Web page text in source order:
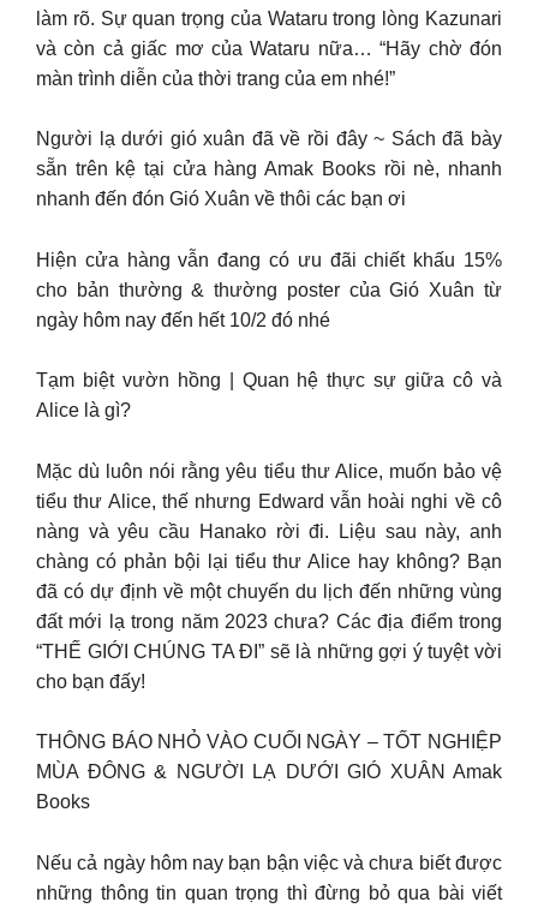
làm rõ. Sự quan trọng của Wataru trong lòng Kazunari
và còn cả giấc mơ của Wataru nữa… “Hãy chờ đón
màn trình diễn của thời trang của em nhé!”
Người lạ dưới gió xuân đã về rồi đây ~ Sách đã bày
sẵn trên kệ tại cửa hàng Amak Books rồi nè, nhanh
nhanh đến đón Gió Xuân về thôi các bạn ơi
Hiện cửa hàng vẫn đang có ưu đãi chiết khấu 15%
cho bản thường & thường poster của Gió Xuân từ
ngày hôm nay đến hết 10/2 đó nhé
Tạm biệt vườn hồng | Quan hệ thực sự giữa cô và
Alice là gì?
Mặc dù luôn nói rằng yêu tiểu thư Alice, muốn bảo vệ
tiểu thư Alice, thế nhưng Edward vẫn hoài nghi về cô
nàng và yêu cầu Hanako rời đi. Liệu sau này, anh
chàng có phản bội lại tiểu thư Alice hay không? Bạn
đã có dự định về một chuyến du lịch đến những vùng
đất mới lạ trong năm 2023 chưa? Các địa điểm trong
“THẾ GIỚI CHÚNG TA ĐI” sẽ là những gợi ý tuyệt vời
cho bạn đấy!
THÔNG BÁO NHỎ VÀO CUỐI NGÀY – TỐT NGHIỆP
MÙA ĐÔNG & NGƯỜI LẠ DƯỚI GIÓ XUÂN Amak
Books
Nếu cả ngày hôm nay bạn bận việc và chưa biết được
những thông tin quan trọng thì đừng bỏ qua bài viết